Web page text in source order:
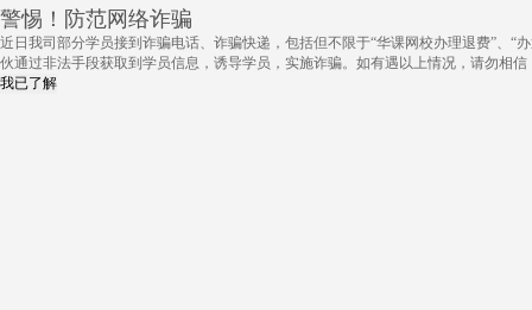
警惕！防范网络诈骗
近日我司部分学员接到诈骗电话、诈骗快递，包括但不限于“华课网校办理退费”、“
伙通过非法手段获取到学员信息，诱导学员，实施诈骗。如有遇以上情况，请勿相
我已了解